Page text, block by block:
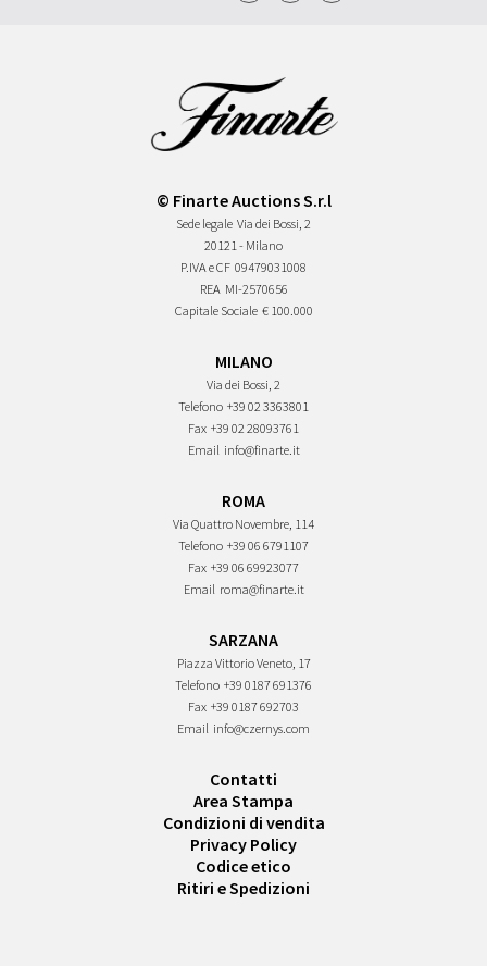
© Finarte Auctions S.r.l
Sede legale Via dei Bossi, 2
20121 - Milano
P.IVA e CF 09479031008
REA MI-2570656
Capitale Sociale € 100.000
MILANO
Via dei Bossi, 2
Telefono +39 02 3363801
Fax +39 02 28093761
Email info@finarte.it
ROMA
Via Quattro Novembre, 114
Telefono +39 06 6791107
Fax +39 06 69923077
Email roma@finarte.it
SARZANA
Piazza Vittorio Veneto, 17
Telefono +39 0187 691376
Fax +39 0187 692703
Email info@czernys.com
Contatti
Area Stampa
Condizioni di vendita
Privacy Policy
Codice etico
Ritiri e Spedizioni